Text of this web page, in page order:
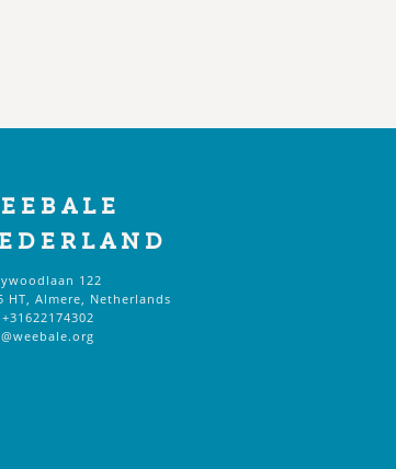
122
HT, Almere, Netherlands